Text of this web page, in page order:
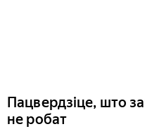
Пацвердзіце, што
не робат